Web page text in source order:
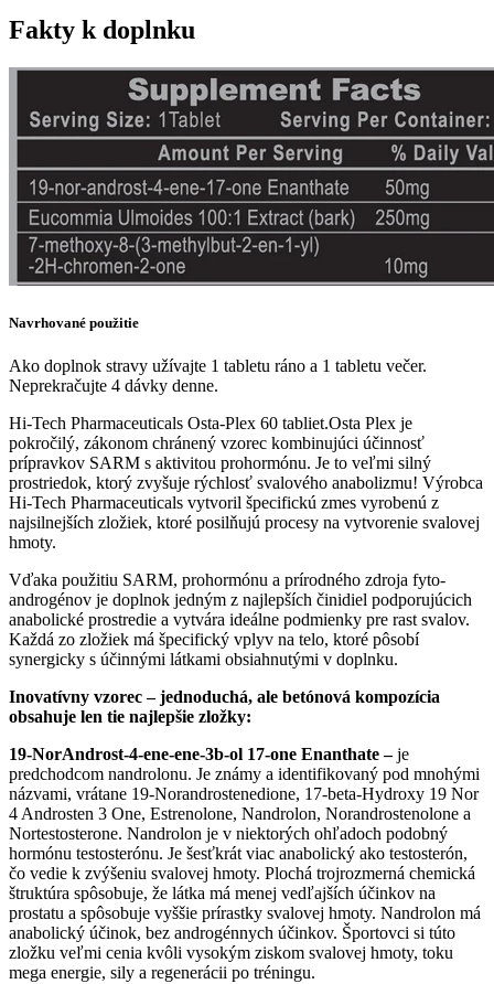
Fakty k doplnku
Navrhované použitie
Ako doplnok stravy užívajte 1 tabletu ráno a 1 tabletu večer.
Neprekračujte 4 dávky denne.
Hi-Tech Pharmaceuticals Osta-Plex 60 tabliet.Osta Plex je
pokročilý, zákonom chránený vzorec kombinujúci účinnosť
prípravkov SARM s aktivitou prohormónu. Je to veľmi silný
prostriedok, ktorý zvyšuje rýchlosť svalového anabolizmu! Výrobca
Hi-Tech Pharmaceuticals vytvoril špecifickú zmes vyrobenú z
najsilnejších zložiek, ktoré posilňujú procesy na vytvorenie svalovej
hmoty.
Vďaka použitiu SARM, prohormónu a prírodného zdroja fyto-
androgénov je doplnok jedným z najlepších činidiel podporujúcich
anabolické prostredie a vytvára ideálne podmienky pre rast svalov.
Každá zo zložiek má špecifický vplyv na telo, ktoré pôsobí
synergicky s účinnými látkami obsiahnutými v doplnku.
Inovatívny vzorec – jednoduchá, ale betónová kompozícia
obsahuje len tie najlepšie zložky:
19-NorAndrost-4-ene-ene-3b-ol 17-one Enanthate –je
predchodcom nandrolonu. Je známy a identifikovaný pod mnohými
názvami, vrátane 19-Norandrostenedione, 17-beta-Hydroxy 19 Nor
4 Androsten 3 One, Estrenolone, Nandrolon, Norandrostenolone a
Nortestosterone. Nandrolon je v niektorých ohľadoch podobný
hormónu testosterónu. Je šesťkrát viac anabolický ako testosterón,
čo vedie k zvýšeniu svalovej hmoty. Plochá trojrozmerná chemická
štruktúra spôsobuje, že látka má menej vedľajších účinkov na
prostatu a spôsobuje vyššie prírastky svalovej hmoty. Nandrolon má
anabolický účinok, bez androgénnych účinkov. Športovci si túto
zložku veľmi cenia kvôli vysokým ziskom svalovej hmoty, toku
mega energie, sily a regenerácii po tréningu.